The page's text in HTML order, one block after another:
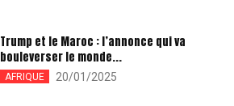
Trump et le Maroc : l’annonce qui va
bouleverser le monde...
AFRIQUE 20/01/2025